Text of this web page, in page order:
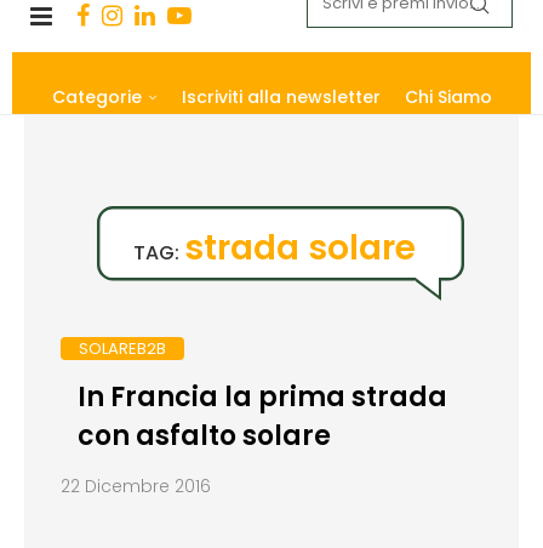
Categorie Iscriviti alla newsletter Chi Siamo
TAG: strada solare
SOLAREB2B
In Francia la prima strada
con asfalto solare
22 Dicembre 2016